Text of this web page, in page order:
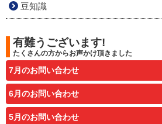
豆知識
有難うございます!
たくさんの方からお声かけ頂きました
7月のお問い合わせ
6月のお問い合わせ
5月のお問い合わせ